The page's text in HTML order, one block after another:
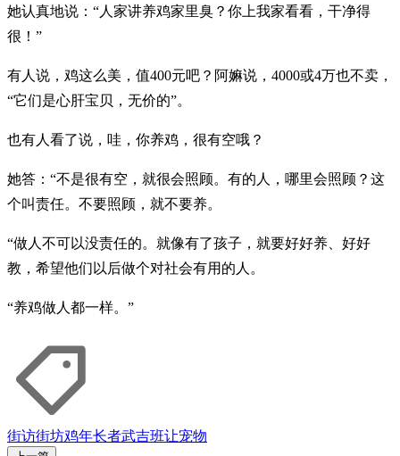
她认真地说：“人家讲养鸡家里臭？你上我家看看，干净得
很！”
有人说，鸡这么美，值400元吧？阿嫲说，4000或4万也不卖，
“它们是心肝宝贝，无价的”。
也有人看了说，哇，你养鸡，很有空哦？
她答：“不是很有空，就很会照顾。有的人，哪里会照顾？这
个叫责任。不要照顾，就不要养。
“做人不可以没责任的。就像有了孩子，就要好好养、好好
教，希望他们以后做个对社会有用的人。
“养鸡做人都一样。”
街访街坊鸡年长者武吉班让宠物